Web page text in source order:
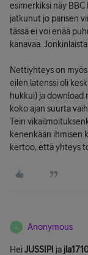
esimerkiksi näy
jatkunut jo parisen
tässä ei voi enää
kanavaa.
Nettiyhteys on
eilen latenssi oli
hukkui) ja download
koko ajan suurta
Tein
kenenkään ihmisen
kertoo, että yhteys
A Anonymous
HeiJUSSIPI ja